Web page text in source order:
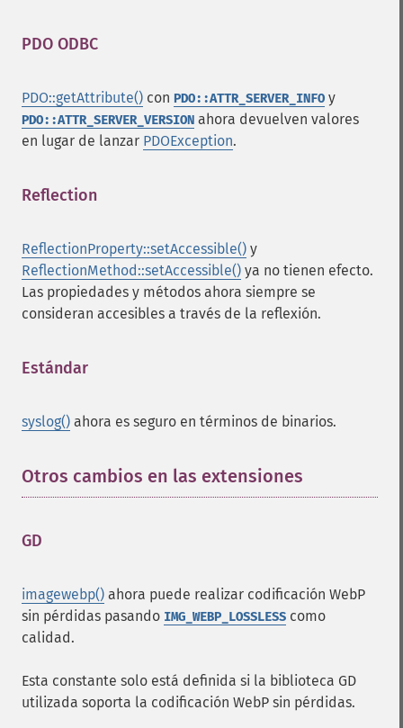
PDO ODBC
PDO::getAttribute() con PDO::ATTR_SERVER_INFO y
PDO::ATTR_SERVER_VERSION ahora devuelven valores
en lugar de lanzar PDOException.
Reflection
ReflectionProperty::setAccessible() y
ReflectionMethod::setAccessible() ya no tienen efecto.
Las propiedades y métodos ahora siempre se
consideran accesibles a través de la reflexión.
Estándar
syslog() ahora es seguro en términos de binarios.
Otros cambios en las extensiones
GD
imagewebp() ahora puede realizar codificación WebP
sin pérdidas pasando IMG_WEBP_LOSSLESS como
calidad.
Esta constante solo está definida si la biblioteca GD
utilizada soporta la codificación WebP sin pérdidas.